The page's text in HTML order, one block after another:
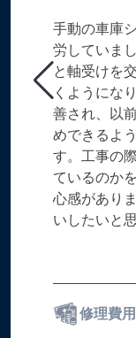
手動の車庫
労していま
と軸受けを
くようにな
善され、以
めできるよ
す。工事の
ているのか
心感があり
いしたいと
修理費用